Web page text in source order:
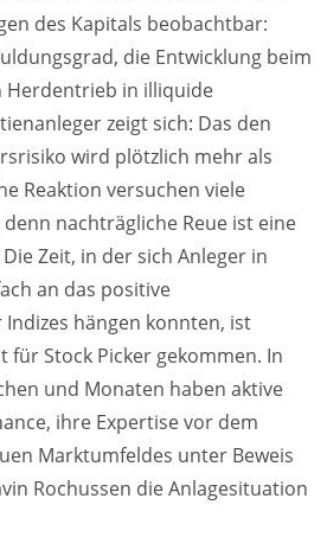
des Kapitals beobachtbar:
die Entwicklung beim
Herdentrieb in illiquide
zeigt sich: Das den
wird plötzlich mehr als
Reaktion versuchen viele
nachträgliche Reue ist eine
Zeit, in der sich Anleger in
an das positive
hängen konnten, ist
für Stock Picker gekommen. In
und Monaten haben aktive
ihre Expertise vor dem
Marktumfeldes unter Beweis
Rochussen die Anlagesituation